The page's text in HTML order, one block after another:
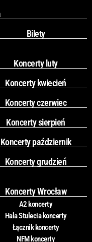
Bilety
Koncerty luty
Koncerty kwiecień
Koncerty czerwiec
Koncerty sierpień
Koncerty październik
Koncerty grudzień
Koncerty Wrocław
A2 koncerty
Hala Stulecia koncerty
Łącznik koncerty
NFM koncerty